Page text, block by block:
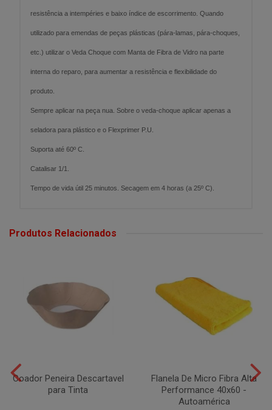
resistência a intempéries e baixo índice de escorrimento. Quando
utilizado para emendas de peças plásticas (pára-lamas, pára-choques,
etc.) utilizar o Veda Choque com Manta de Fibra de Vidro na parte
interna do reparo, para aumentar a resistência e flexibilidade do
produto.
Sempre aplicar na peça nua. Sobre o veda-choque aplicar apenas a
seladora para plástico e o Flexprimer P.U.
Suporta até 60º C.
Catalisar 1/1.
Tempo de vida útil 25 minutos. Secagem em 4 horas (a 25º C).
Produtos Relacionados
Coador Peneira Descartavel
para Tinta
Flanela De Micro Fibra Alta
Performance 40x60 -
Autoamérica